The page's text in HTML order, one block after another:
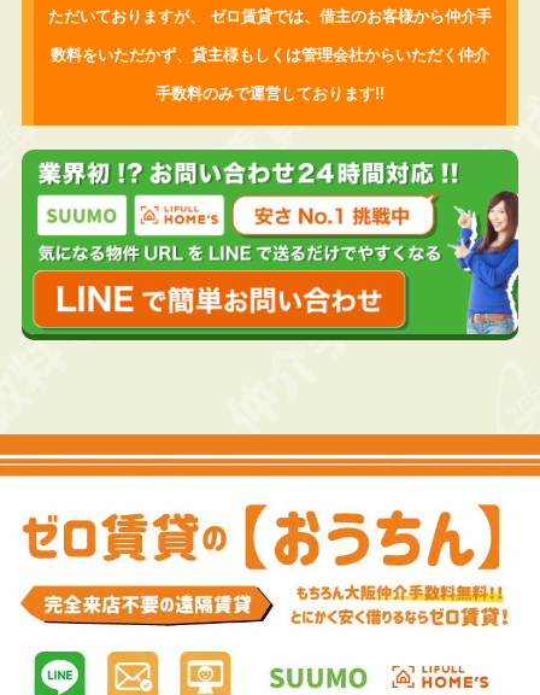
ただいておりますが、 ゼロ賃貸では、借主のお客様から仲介手
数料をいただかず、 貸主様もしくは管理会社からいただく仲介
手数料のみで運営しております!!